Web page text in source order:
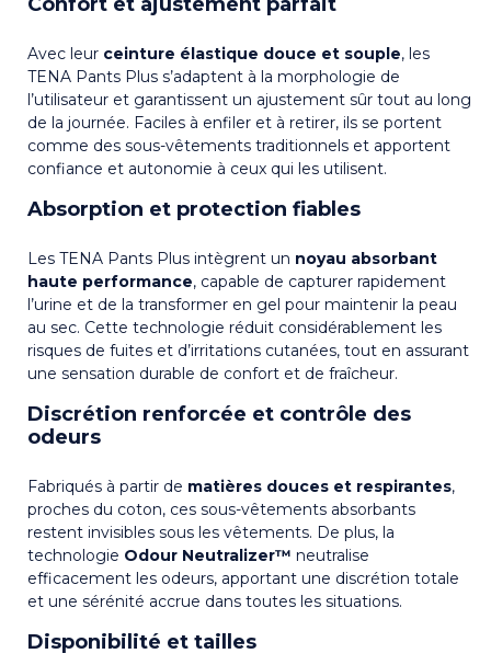
Avec leur ceinture élastique douce et souple, les
TENA Pants Plus s’adaptent à la morphologie de
l’utilisateur et garantissent un ajustement sûr tout au long
de la journée. Faciles à enfiler et à retirer, ils se portent
comme des sous-vêtements traditionnels et apportent
confiance et autonomie à ceux qui les utilisent.
Absorption et protection fiables
Les TENA Pants Plus intègrent un noyau absorbant
haute performance, capable de capturer rapidement
l’urine et de la transformer en gel pour maintenir la peau
au sec. Cette technologie réduit considérablement les
risques de fuites et d’irritations cutanées, tout en assurant
une sensation durable de confort et de fraîcheur.
Discrétion renforcée et contrôle des
odeurs
Fabriqués à partir de matières douces et respirantes,
proches du coton, ces sous-vêtements absorbants
restent invisibles sous les vêtements. De plus, la
technologie Odour Neutralizer™ neutralise
efficacement les odeurs, apportant une discrétion totale
et une sérénité accrue dans toutes les situations.
Disponibilité et tailles